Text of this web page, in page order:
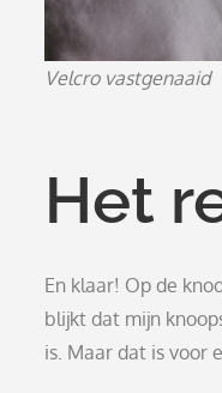
Velcro vastgenaaid
Het
En klaar! Op de
blijkt dat mijn
is. Maar dat is voor